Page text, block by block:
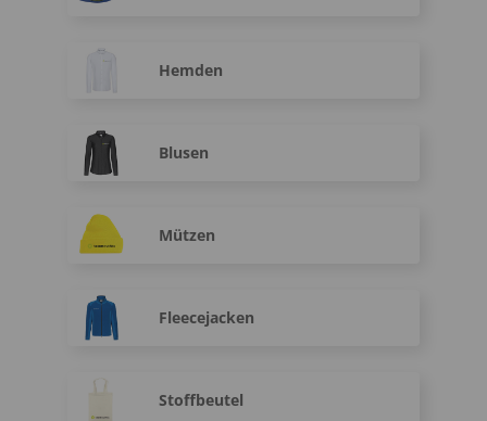
Hemden
Blusen
Mützen
Fleecejacken
Stoffbeutel